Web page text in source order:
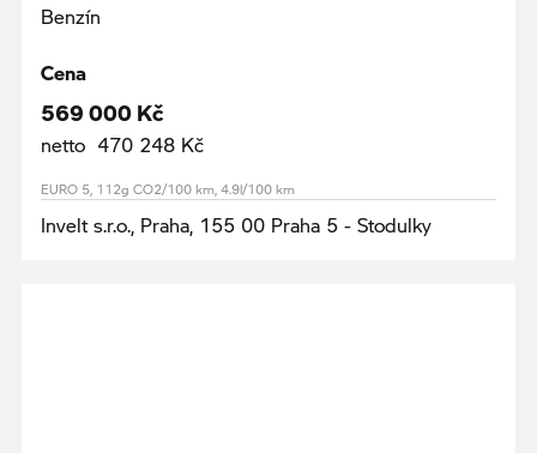
Benzín
Cena
569 000 Kč
netto 470 248 Kč
EURO 5, 112g CO2/100 km, 4.9l/100 km
Invelt s.r.o., Praha, 155 00 Praha 5 - Stodulky